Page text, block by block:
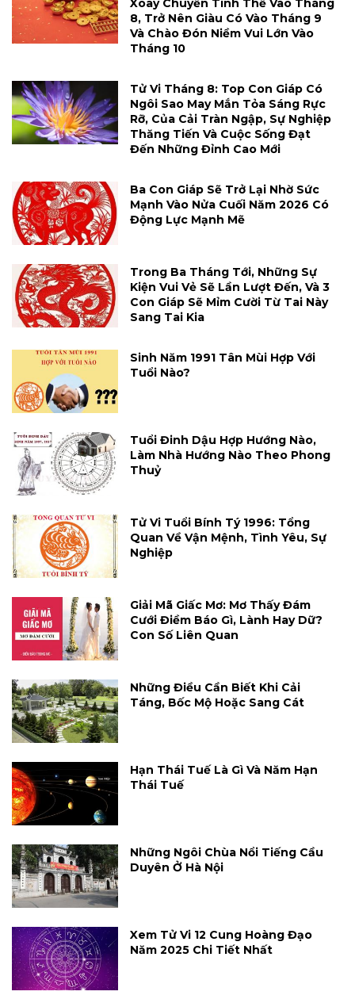
Xoay Chuyển Tình Thế Vào Tháng
8, Trở Nên Giàu Có Vào Tháng 9
Và Chào Đón Niềm Vui Lớn Vào
Tháng 10
Tử Vi Tháng 8: Top Con Giáp Có
Ngôi Sao May Mắn Tỏa Sáng Rực
Rỡ, Của Cải Tràn Ngập, Sự Nghiệp
Thăng Tiến Và Cuộc Sống Đạt
Đến Những Đỉnh Cao Mới
Ba Con Giáp Sẽ Trở Lại Nhờ Sức
Mạnh Vào Nửa Cuối Năm 2026 Có
Động Lực Mạnh Mẽ
Trong Ba Tháng Tới, Những Sự
Kiện Vui Vẻ Sẽ Lần Lượt Đến, Và 3
Con Giáp Sẽ Mỉm Cười Từ Tai Này
Sang Tai Kia
Sinh Năm 1991 Tân Mùi Hợp Với
Tuổi Nào?
Tuổi Đinh Dậu Hợp Hướng Nào,
Làm Nhà Hướng Nào Theo Phong
Thuỷ
Tử Vi Tuổi Bính Tý 1996: Tổng
Quan Về Vận Mệnh, Tình Yêu, Sự
Nghiệp
Giải Mã Giấc Mơ: Mơ Thấy Đám
Cưới Điềm Báo Gì, Lành Hay Dữ?
Con Số Liên Quan
Những Điều Cần Biết Khi Cải
Táng, Bốc Mộ Hoặc Sang Cát
Hạn Thái Tuế Là Gì Và Năm Hạn
Thái Tuế
Những Ngôi Chùa Nổi Tiếng Cầu
Duyên Ở Hà Nội
Xem Tử Vi 12 Cung Hoàng Đạo
Năm 2025 Chi Tiết Nhất